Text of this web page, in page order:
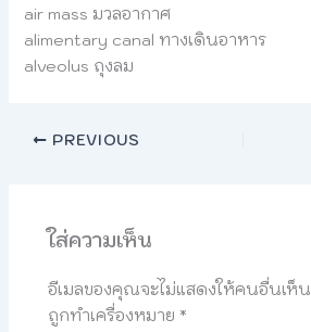
air mass มวลอากาศ
alimentary canal ทางเดินอาหาร
alveolus ถุงลม
PREVIOUS
ใส่ความเห็น
อีเมลของคุณจะไม่แสดงให้คนอื่นเห็น
ถูกทำเครื่องหมาย *